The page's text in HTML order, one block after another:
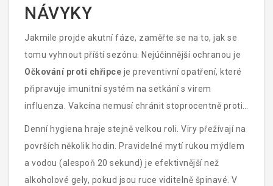
NÁVYKY
Jakmile projde akutní fáze, zaměřte se na to, jak se
tomu vyhnout příští sezónu. Nejúčinnější ochranou je
Očkování proti chřipce je preventivní opatření, které
připravuje imunitní systém na setkání s virem
influenza. Vakcína nemusí chránit stoprocentně proti
všem kmenům, ale výrazně snižuje riziko těžkého
průběhu a hospitalizace.
Doporučuje se ji podat
každoročně před začátkem sezóny, ideálně v říjnu
nebo listopadu.
Denní hygiena hraje stejně velkou roli. Viry přežívají na
površích několik hodin. Pravidelné mytí rukou mýdlem
a vodou (alespoň 20 sekund) je efektivnější než
alkoholové gely, pokud jsou ruce viditelně špinavé. V